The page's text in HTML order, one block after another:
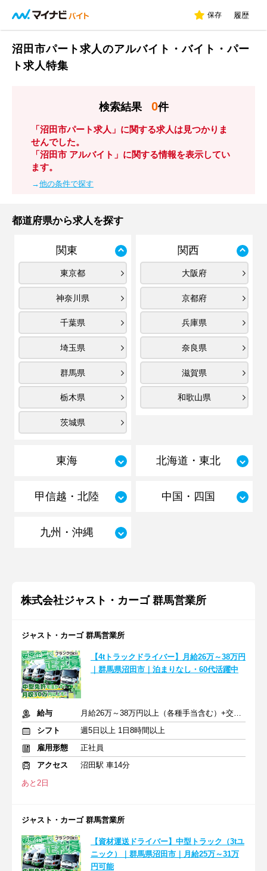
保存 履歴
沼田市パート求人のアルバイト・バイト・パー
ト求人特集
検索結果 0件
「沼田市パート求人」に関する求人は見つかりま
せんでした。
「沼田市 アルバイト」に関する情報を表示してい
ます。
→他の条件で探す
都道府県から求人を探す
関東
東京都
神奈川県
千葉県
埼玉県
群馬県
栃木県
茨城県
関西
大阪府
京都府
兵庫県
奈良県
滋賀県
和歌山県
東海 北海道・東北
甲信越・北陸 中国・四国
九州・沖縄
株式会社ジャスト・カーゴ 群馬営業所
ジャスト・カーゴ 群馬営業所
【4tトラックドライバー】月給26万～38万円
｜群馬県沼田市｜泊まりなし・60代活躍中
給与
月給26万～38万円以上（各種手当含む）+交通費一部支給
シフト
週5日以上 1日8時間以上
雇用形態
正社員
アクセス
沼田駅 車14分
あと2日
ジャスト・カーゴ 群馬営業所
【資材運送ドライバー】中型トラック（3tユ
ニック）｜群馬県沼田市｜月給25万～31万
円可能